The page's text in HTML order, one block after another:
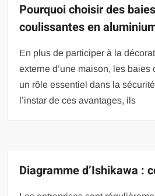
Pourquoi choisir des
coulissantes en
En plus de participer à la
externe d’une maison, les
un rôle essentiel dans la
l’instar de ces avantages, ils
Diagramme d’Ishikawa :